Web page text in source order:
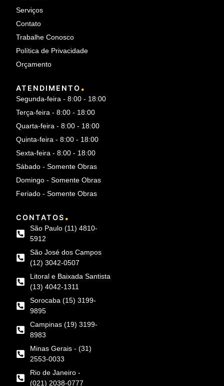
Serviços
Contato
Trabalhe Conosco
Política de Privacidade
Orçamento
ATENDIMENTO .
Segunda-feira - 8:00 - 18:00
Terça-feira - 8:00 - 18:00
Quarta-feira - 8:00 - 18:00
Quinta-feira - 8:00 - 18:00
Sexta-feira - 8:00 - 18:00
Sábado - Somente Obras
Domingo - Somente Obras
Feriado - Somente Obras
CONTATOS .
São Paulo (11) 4810-
5912
São José dos Campos
(12) 3042-0507
Litoral e Baixada Santista
(13) 4042-1311
Sorocaba (15) 3199-
9895
Campinas (19) 3199-
8983
Minas Gerais - (31)
2553-0033
Rio de Janeiro -
(021) 2038-0777